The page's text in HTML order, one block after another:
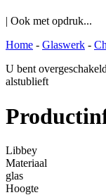
| Ook met opdruk...
Home - Glaswerk -
U bent
alstublieft
Libbey
Materiaal
glas
Hoogte